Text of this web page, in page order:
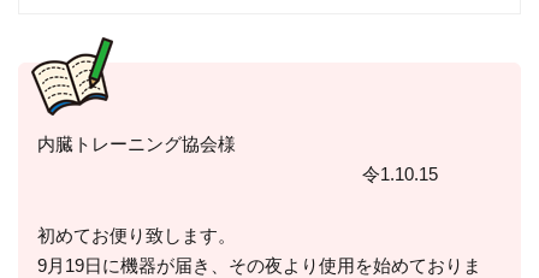
内臓トレーニング協会様
令1.10.15
初めてお便り致します。
9月19日に機器が届き、その夜より使用を始めておりま